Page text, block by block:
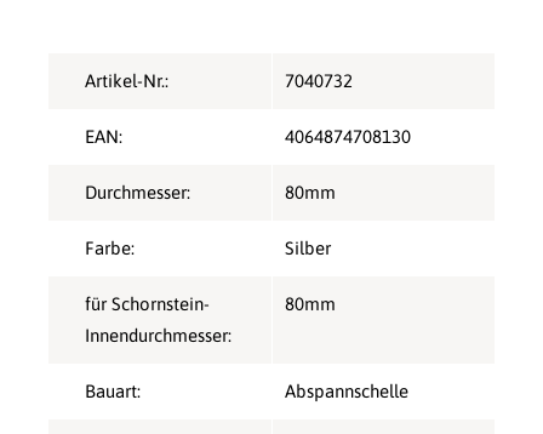
Artikel-Nr.: 7040732
EAN: 4064874708130
Durchmesser: 80mm
Farbe: Silber
für Schornstein-
Innendurchmesser:
80mm
Bauart: Abspannschelle